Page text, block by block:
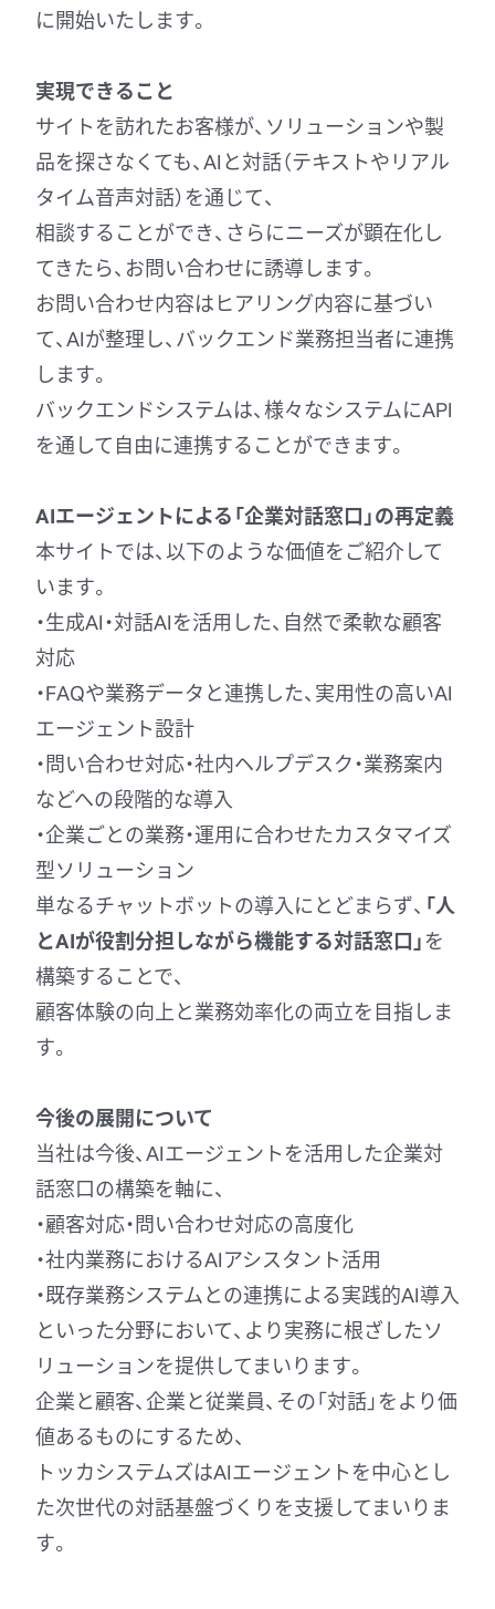
に開始いたします。
実現できること
サイトを訪れたお客様が、ソリューションや製
品を探さなくても、AIと対話（テキストやリアル
タイム音声対話）を通じて、
相談することができ、さらにニーズが顕在化し
てきたら、お問い合わせに誘導します。
お問い合わせ内容はヒアリング内容に基づい
て、AIが整理し、バックエンド業務担当者に連携
します。
バックエンドシステムは、様々なシステムにAPI
を通して自由に連携することができます。
AIエージェントによる「企業対話窓口」の再定義
本サイトでは、以下のような価値をご紹介して
います。
・生成AI・対話AIを活用した、自然で柔軟な顧客
対応
・FAQや業務データと連携した、実用性の高いAI
エージェント設計
・問い合わせ対応・社内ヘルプデスク・業務案内
などへの段階的な導入
・企業ごとの業務・運用に合わせたカスタマイズ
型ソリューション
単なるチャットボットの導入にとどまらず、 「人
とAIが役割分担しながら機能する対話窓口」を
構築することで、
顧客体験の向上と業務効率化の両立を目指しま
す。
今後の展開について
当社は今後、AIエージェントを活用した企業対
話窓口の構築を軸に、
・顧客対応・問い合わせ対応の高度化
・社内業務におけるAIアシスタント活用
・既存業務システムとの連携による実践的AI導入
といった分野において、より実務に根ざしたソ
リューションを提供してまいります。
企業と顧客、企業と従業員、その「対話」をより価
値あるものにするため、
トッカシステムズはAIエージェントを中心とし
た次世代の対話基盤づくりを支援してまいりま
す。